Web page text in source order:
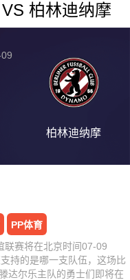
柏林迪纳摩
柏林迪纳摩
PP体育
联赛将在北京时间07-09
持的是哪一支队伍，这场比
达尔乐主队的勇士们即将在